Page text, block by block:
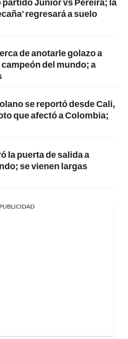
regresará a suelo
de anotarle golazo a
del mundo; a
se reportó desde Cali,
que afectó a Colombia;
la puerta de salida a
se vienen largas
PUBLICIDAD